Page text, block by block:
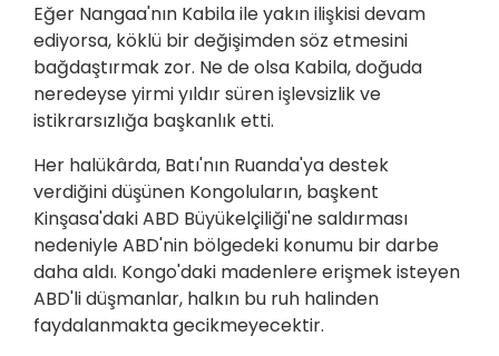
Eğer Nangaa'nın Kabila ile yakın ilişkisi devam
ediyorsa, köklü bir değişimden söz etmesini
bağdaştırmak zor. Ne de olsa Kabila, doğuda
neredeyse yirmi yıldır süren işlevsizlik ve
istikrarsızlığa başkanlık etti.
Her halükârda, Batı'nın Ruanda'ya destek
verdiğini düşünen Kongoluların, başkent
Kinşasa'daki ABD Büyükelçiliği'ne saldırması
nedeniyle ABD'nin bölgedeki konumu bir darbe
daha aldı. Kongo'daki madenlere erişmek isteyen
ABD'li düşmanlar, halkın bu ruh halinden
faydalanmakta gecikmeyecektir.